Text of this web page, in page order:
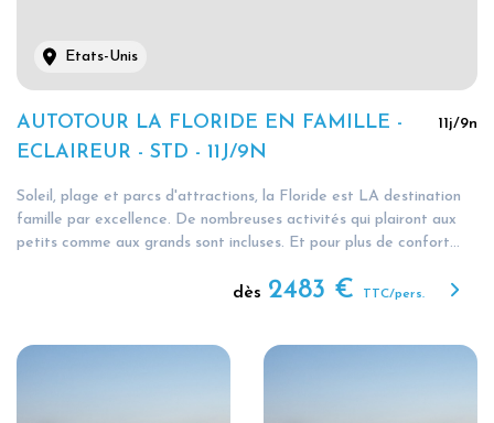
Etats-Unis
AUTOTOUR LA FLORIDE EN FAMILLE -
ECLAIREUR - STD - 11J/9N
11j/9n
Soleil, plage et parcs d'attractions, la Floride est LA destination
famille par excellence. De nombreuses activités qui plairont aux
petits comme aux grands sont incluses. Et pour plus de confort...
dès 2483 € TTC/pers.